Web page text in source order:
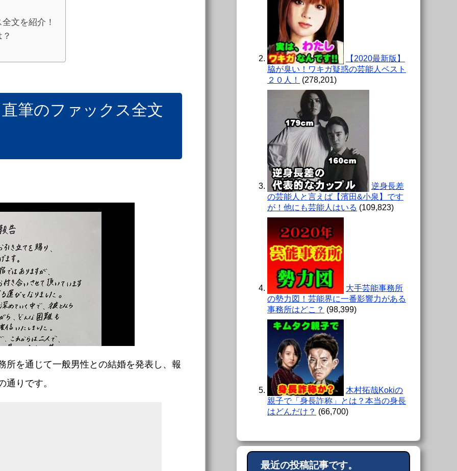
文を紹介！
筆のファックス全文
所を通じて一般男性との結婚を発表し、報
りです。
【2020最新版】
脇が臭い！ワキガ疑惑の芸能人ベスト
２０人！
(278,201)
逆身長差
の芸能人と言えば【濱田&小泉】です
が！他にも芸能人はいる (109,823)
大手芸能事務所
の勢力図！芸能界に一番影響力がある
事務所はどこ？ (98,399)
木村拓哉Kokiの
親子で「身長詐称」とは？本当の身長
はどんだけ？ (66,700)
最近の投稿記事です。